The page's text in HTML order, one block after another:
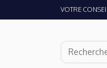
VOTRE